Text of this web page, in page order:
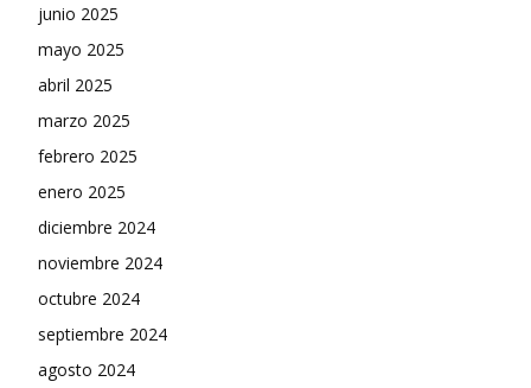
junio 2025
mayo 2025
abril 2025
marzo 2025
febrero 2025
enero 2025
diciembre 2024
noviembre 2024
octubre 2024
septiembre 2024
agosto 2024